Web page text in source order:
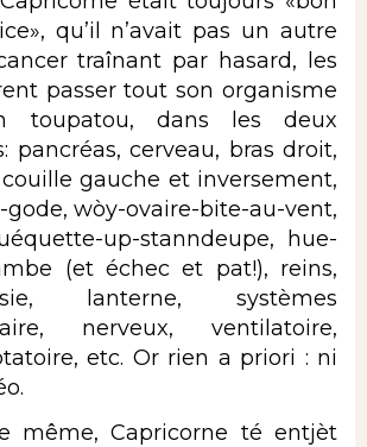
qu’il n’avait pas un autre
traînant par hasard, les
passer tout son organisme
toupatou, dans les deux
pancréas, cerveau, bras droit,
gauche et inversement,
gode, wòy-ovaire-bite-au-vent,
up-stanndeupe, hue-
(et échec et pat!), reins,
lanterne, systèmes
nerveux, ventilatoire,
etc. Or rien a priori : ni
même, Capricorne té entjèt